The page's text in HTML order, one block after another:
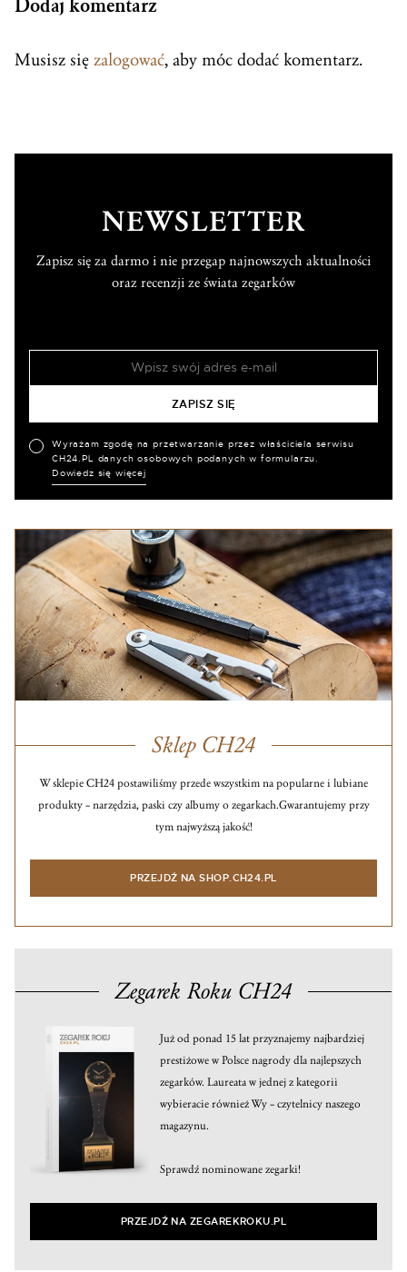
Dodaj komentarz
Musisz się zalogować, aby móc dodać komentarz.
NEWSLETTER
Zapisz się za darmo i nie przegap najnowszych aktualności
oraz recenzji ze świata zegarków
Wyrażam zgodę na przetwarzanie przez właściciela serwisu
CH24.PL danych osobowych podanych w formularzu.
Dowiedz się więcej
Sklep CH24
W sklepie CH24 postawiliśmy przede wszystkim na popularne i lubiane
produkty – narzędzia, paski czy albumy o zegarkach.Gwarantujemy przy
tym najwyższą jakość!
PRZEJDŹ NA SHOP.CH24.PL
Zegarek Roku CH24
Już od ponad 15 lat przyznajemy najbardziej
prestiżowe w Polsce nagrody dla najlepszych
zegarków. Laureata w jednej z kategorii
wybieracie również Wy – czytelnicy naszego
magazynu.
Sprawdź nominowane zegarki!
PRZEJDŹ NA ZEGAREKROKU.PL